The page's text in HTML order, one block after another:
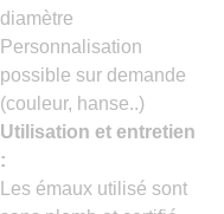
diamètre
Personnalisation
possible sur demande
(couleur, hanse..)
Utilisation et entretien
:
Les émaux utilisé sont